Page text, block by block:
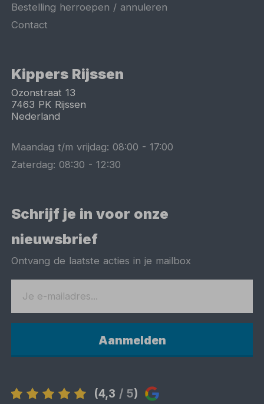
Bestelling herroepen / annuleren
Contact
Kippers Rijssen
Ozonstraat 13
7463 PK Rijssen
Nederland
Maandag t/m vrijdag:08:00 -17:00
Zaterdag:08:30 -12:30
Schrijf je in voor onze
nieuwsbrief
Ontvang de laatste acties in je mailbox
Aanmelden
(4,3 / 5)